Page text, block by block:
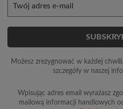
Możesz zrezygnować w każdej
szczegóły w naszej
Wpisując adres email wyrażasz
mailową informacji handlowych